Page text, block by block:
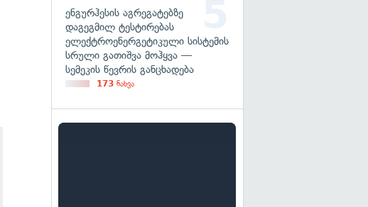
ენგურჰესის აგრეგატებზე
დაგეგმილ ტესტირებას
ელექტროენერგეტიკული სისტემის
სრული გათიშვა მოჰყვა —
სემეკის წევრის განცხადება
173 ნახვა